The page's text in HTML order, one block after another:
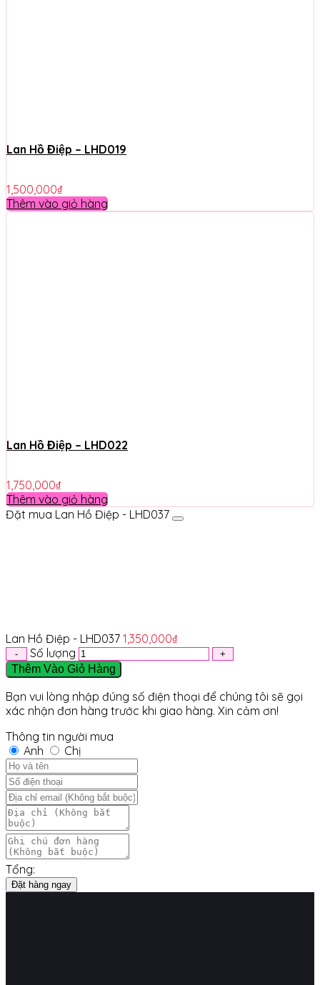
Lan Hồ Điệp – LHD019
1,500,000₫
Thêm vào giỏ hàng
Lan Hồ Điệp – LHD022
1,750,000₫
Thêm vào giỏ hàng
Đặt mua Lan Hồ Điệp - LHD037
Lan Hồ Điệp - LHD037 1,350,000₫
Số lượng
Thêm Vào Giỏ Hàng
Bạn vui lòng nhập đúng số điện thoại để chúng tôi sẽ gọi
xác nhận đơn hàng trước khi giao hàng. Xin cảm ơn!
Thông tin người mua
Anh
Chị
Tổng:
Đặt hàng ngay